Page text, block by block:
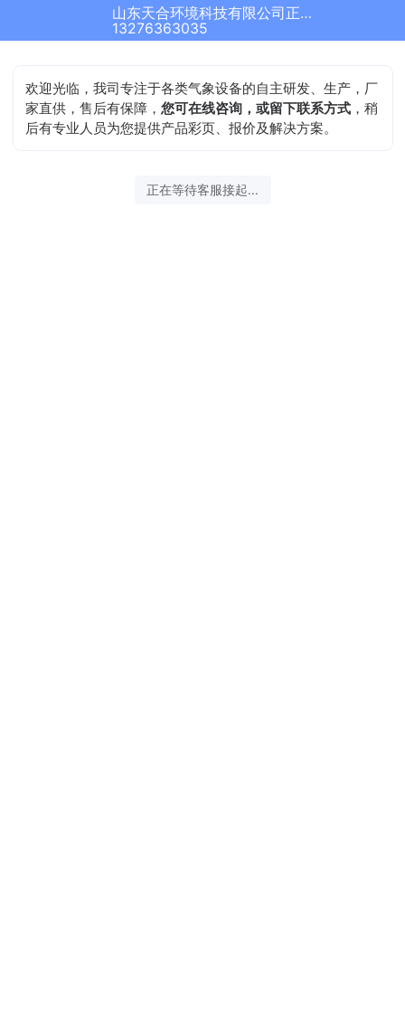
山东天合环境科技有限公司正在为您服务
13276363035
欢迎光临，我司专注于各类气象设备的自主研发、生产，厂
家直供，售后有保障，您可在线咨询，或留下联系方式 ，稍
后有专业人员为您提供产品彩页、报价及解决方案。
正在等待客服接起...